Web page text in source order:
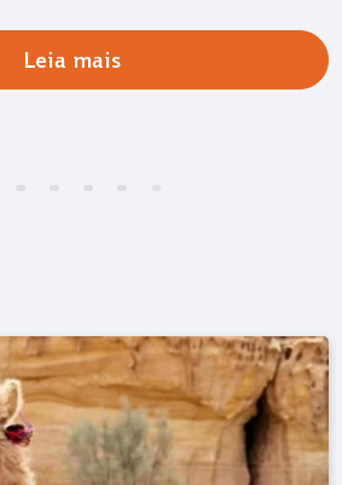
Leia mais